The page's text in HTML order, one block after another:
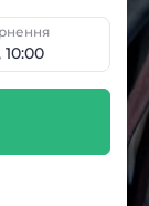
Вт 11 Сер, 10:00